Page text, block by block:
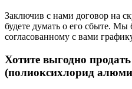
Заключив с нами договор на
будете думать о его сбыте. Мы
согласованному с вами
Хотите выгодно
(полиоксихлорид